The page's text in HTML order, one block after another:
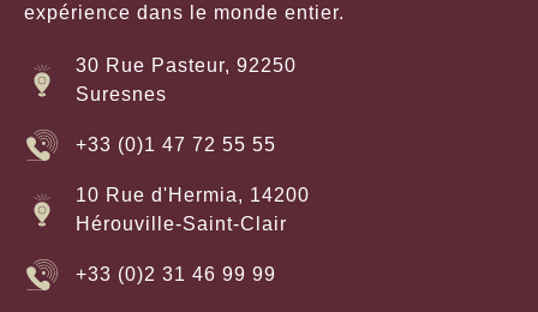
expérience dans le monde entier.
30 Rue Pasteur, 92250
Suresnes
+33 (0)1 47 72 55 55
10 Rue d'Hermia, 14200
Hérouville-Saint-Clair
+33 (0)2 31 46 99 99